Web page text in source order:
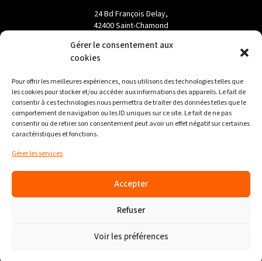
Gérer le consentement aux
cookies
Pour offrir les meilleures expériences, nous utilisons des technologies telles que
les cookies pour stocker et/ou accéder aux informations des appareils. Le fait de
consentir à ces technologies nous permettra de traiter des données telles que le
comportement de navigation ou les ID uniques sur ce site. Le fait de ne pas
consentir ou de retirer son consentement peut avoir un effet négatif sur certaines
caractéristiques et fonctions.
Gérer les services
Accepter
Refuser
Voir les préférences
24 Bd François Delay,
42400 Saint-Chamond
04 77 19 70 90
Parc de l’Etoile , Rue Dorian
42700 Firminy
04 77 39 31 08
Saint-Étienne
04 77 54 29 17
Mentions légales